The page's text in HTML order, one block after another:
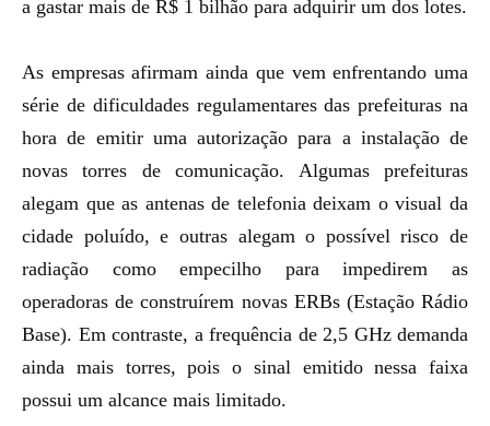
a gastar mais de R$ 1 bilhão para adquirir um dos lotes.
As empresas afirmam ainda que vem enfrentando uma
série de dificuldades regulamentares das prefeituras na
hora de emitir uma autorização para a instalação de
novas torres de comunicação. Algumas prefeituras
alegam que as antenas de telefonia deixam o visual da
cidade poluído, e outras alegam o possível risco de
radiação como empecilho para impedirem as
operadoras de construírem novas ERBs (Estação Rádio
Base). Em contraste, a frequência de 2,5 GHz demanda
ainda mais torres, pois o sinal emitido nessa faixa
possui um alcance mais limitado.